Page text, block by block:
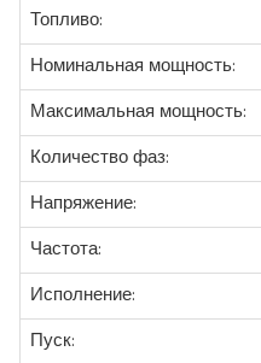
Топливо:
Номинальная мощность:
Максимальная мощность:
Количество фаз:
Напряжение:
Частота:
Исполнение:
Пуск: